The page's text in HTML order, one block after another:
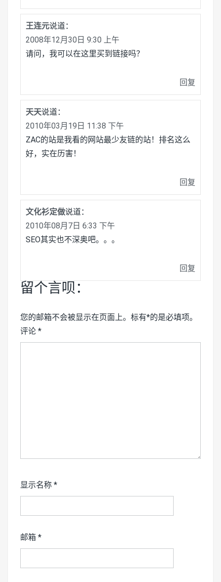
王连元说道：
2008年12月30日 9:30 上午
请问，我可以在这里买到链接吗？
回复
天天说道：
2010年03月19日 11:38 下午
ZAC的站是我看的网站最少友链的站！排名这么
好，实在历害！
回复
文化衫定做说道：
2010年08月7日 6:33 下午
SEO其实也不深奥吧。。。
回复
留个言呗：
您的邮箱不会被显示在页面上。标有*的是必填项。
评论 *
显示名称 *
邮箱 *